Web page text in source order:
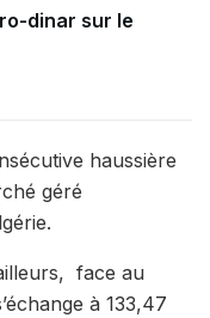
dinar sur le
haussière
géré
face au
à 133,47